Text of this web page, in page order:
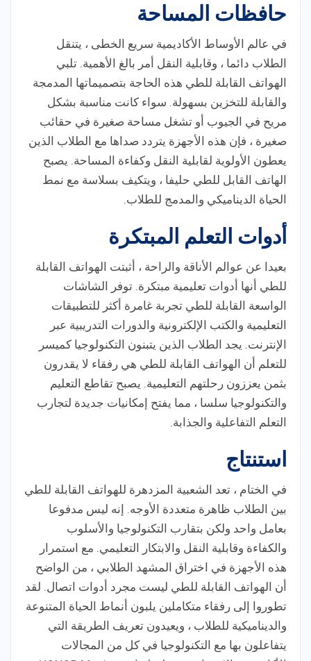
حافظات المساحة
في عالم الأوساط الأكاديمية سريع الخطى ، يتنقل
الطلاب دائما ، وقابلية النقل أمر بالغ الأهمية. تلبي
الهواتف القابلة للطي هذه الحاجة بتصميماتها المدمجة
والقابلة للتخزين بسهولة. سواء كانت مناسبة بشكل
مريح في الجيوب أو تشغل مساحة صغيرة في حقائب
صغيرة ، فإن هذه الأجهزة يتردد صداها مع الطلاب الذين
يعطون الأولوية لقابلية النقل وكفاءة المساحة. يصبح
الهاتف القابل للطي حليفا ، ويتكيف بسلاسة مع نمط
الحياة الديناميكي والمدمج للطلاب.
أدوات التعلم المبتكرة
بعيدا عن عوالم الأناقة والراحة ، أثبتت الهواتف القابلة
للطي أنها أدوات تعليمية مبتكرة. توفر الشاشات
الواسعة القابلة للطي تجربة غامرة أكثر للتطبيقات
التعليمية والكتب الإلكترونية والدورات التدريبية عبر
الإنترنت. يجد الطلاب الذين يتبنون التكنولوجيا كميسر
للتعلم أن الهواتف القابلة للطي هي رفقاء لا يقدرون
بثمن يعززون رحلتهم التعليمية. يصبح تقاطع التعليم
والتكنولوجيا سلسا ، مما يفتح إمكانيات جديدة لتجارب
التعلم التفاعلية والجذابة.
استنتاج
في الختام ، تعد الشعبية المزدهرة للهواتف القابلة للطي
بين الطلاب ظاهرة متعددة الأوجه. إنه ليس مدفوعا
بعامل واحد ولكن بتقارب التكنولوجيا والأسلوب
والكفاءة وقابلية النقل والابتكار التعليمي. مع استمرار
هذه الأجهزة في اختراق المشهد الطلابي ، من الواضح
أن الهواتف القابلة للطي ليست مجرد أدوات اتصال. لقد
تطوروا إلى رفقاء متكاملين يلبون أنماط الحياة المتنوعة
والديناميكية للطلاب ، ويعيدون تعريف الطريقة التي
يتفاعلون بها مع التكنولوجيا في كل من المجالات